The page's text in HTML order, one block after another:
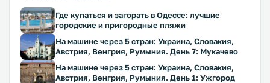
Где купаться и загорать в Одессе: лучшие
городские и пригородные пляжи
На машине через 5 стран: Украина, Словакия,
Австрия, Венгрия, Румыния. День 7: Мукачево
На машине через 5 стран: Украина, Словакия,
Австрия, Венгрия, Румыния. День 1: Ужгород